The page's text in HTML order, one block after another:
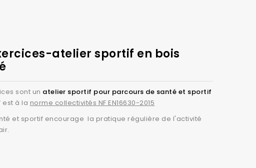
atelier sportif en bois
sont un atelier sportif pour parcours de santé et sportif
est à la norme collectivités NF EN16630-2015
et sportif encourage la pratique régulière de l'activité